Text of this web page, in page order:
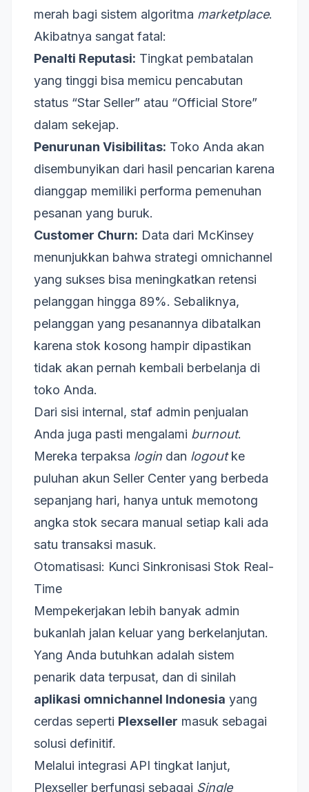
merah bagi sistem algoritma marketplace.
Akibatnya sangat fatal:
Penalti Reputasi: Tingkat pembatalan
yang tinggi bisa memicu pencabutan
status “Star Seller” atau “Official Store”
dalam sekejap.
Penurunan Visibilitas: Toko Anda akan
disembunyikan dari hasil pencarian karena
dianggap memiliki performa pemenuhan
pesanan yang buruk.
Customer Churn: Data dari McKinsey
menunjukkan bahwa strategi omnichannel
yang sukses bisa meningkatkan retensi
pelanggan hingga 89%. Sebaliknya,
pelanggan yang pesanannya dibatalkan
karena stok kosong hampir dipastikan
tidak akan pernah kembali berbelanja di
toko Anda.
Dari sisi internal, staf admin penjualan
Anda juga pasti mengalami burnout.
Mereka terpaksa login dan logoutke
puluhan akun Seller Center yang berbeda
sepanjang hari, hanya untuk memotong
angka stok secara manual setiap kali ada
satu transaksi masuk.
Otomatisasi: Kunci Sinkronisasi Stok Real-
Time
Mempekerjakan lebih banyak admin
bukanlah jalan keluar yang berkelanjutan.
Yang Anda butuhkan adalah sistem
penarik data terpusat, dan di sinilah
aplikasi omnichannel Indonesia yang
cerdas seperti Plexseller masuk sebagai
solusi definitif.
Melalui integrasi API tingkat lanjut,
Plexseller berfungsi sebagai Single